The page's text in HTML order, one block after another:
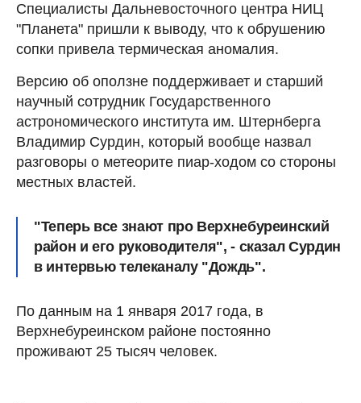
Специалисты Дальневосточного центра НИЦ
"Планета" пришли к выводу, что к обрушению
сопки привела термическая аномалия.
Версию об оползне поддерживает и старший
научный сотрудник Государственного
астрономического института им. Штернберга
Владимир Сурдин, который вообще назвал
разговоры о метеорите пиар-ходом со стороны
местных властей.
"Теперь все знают про Верхнебуреинский
район и его руководителя", - сказал Сурдин
в интервью телеканалу "Дождь".
По данным на 1 января 2017 года, в
Верхнебуреинском районе постоянно
проживают 25 тысяч человек.